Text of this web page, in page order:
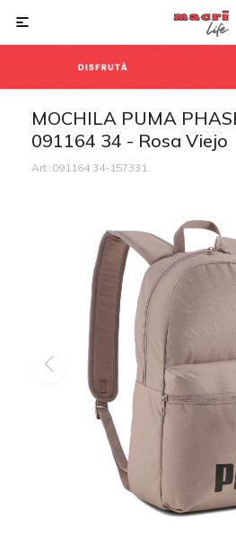

MOCHILA PUMA
091164 34 - Rosa Viejo
091164 34-157331